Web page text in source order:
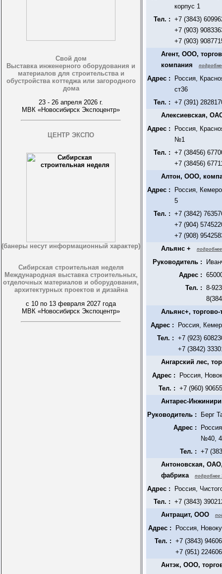
Свой дом
Выставка инженерного оборудования и
материалов для строительства и
обустройства коттеджа или загородного
дома
23 - 26 апреля 2026 г.
МВК «Новосибирск Экспоцентр»
ЦЕНТР ЭКСПО
(банеры несут информационный характер)
Сибирская строительная неделя
Международная выставка строительных,
отделочных материалов и оборудования,
архитектурных проектов и дизайна
с 10 по 13 февраля 2027 года
МВК «Новосибирск Экспоцентр»
корпус 1
Тел. : +7 (3843)
+7 (903)
+7 (903)
Агент, ООО,
компания
Адрес :
Россия,
ст36
Тел. : +7 (391)
Алексиевская,
Адрес :
Россия,
№1
Тел. : +7 (38456)
+7 (38456)
Алтон, ООО,
Адрес :
Россия,
5
Тел. : +7 (3842)
+7 (904)
+7 (908)
Альянс +
Руководитель :
Адрес :
Тел. : 8-
Альянс+,
Адрес :
Россия,
Тел. : +7 (923)
+7 (3842)
Ангарский лес,
Адрес :
Россия,
Тел. : +7 (960)
Антарес-
Руководитель :
Берг
Адрес :
№40,
Тел. : +7
Антоновская,
фабрика
подробнее
Адрес :
Россия,
Тел. : +7 (3843)
Антрацит, ООО
Адрес :
Россия,
Тел. : +7 (3843)
+7 (951)
Антэк, ООО,